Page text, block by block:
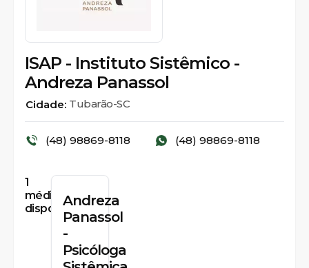
ISAP - Instituto Sistêmico -
Andreza Panassol
Cidade: Tubarão-SC
(48) 98869-8118 (48) 98869-8118
1
médicos
disponíveisAndreza
Panassol
-
Psicóloga